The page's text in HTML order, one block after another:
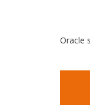
Oracle